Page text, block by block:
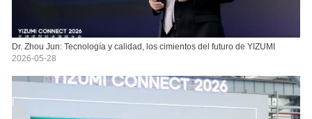
Dr. Zhou Jun: Tecnología y calidad, los cimientos del futuro de YIZUMI
2026-05-28